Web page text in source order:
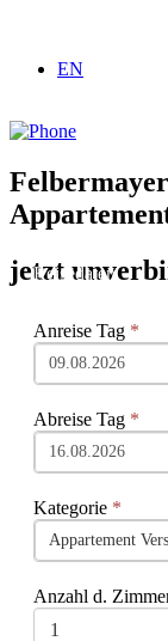
EN
Felbermayer
jetzt
Anreise Tag *
Abreise Tag *
Kategorie *
Anzahl d.